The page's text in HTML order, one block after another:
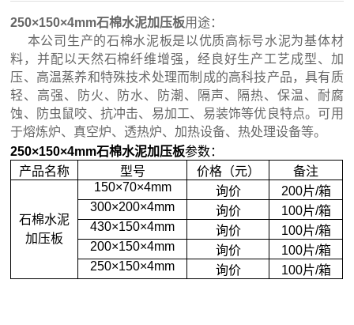
250×150×4mm石棉水泥加压板用途：
本公司生产的石棉水泥板是以优质高标号水泥为基体材
料，并配以天然石棉纤维增强，经良好生产工艺成型、加
压、高温蒸养和特殊技术处理而制成的高科技产品，具有质
轻、高强、防火、防水、防潮、隔声、隔热、保温、耐腐
蚀、防虫鼠咬、抗冲击、易加工、易装饰等优良特点。可用
于熔炼炉、真空炉、透热炉、加热设备、热处理设备等。
250×150×4mm石棉水泥加压板参数：
产品名称
型号 价格（元） 备注
石棉水泥
加压板
150×70×4mm 询价
200片/箱
300×200×4mm
询价
100片/箱
430×150×4mm
询价
100片/箱
200×150×4mm
询价
100片/箱
250×150×4mm
询价 100片/箱